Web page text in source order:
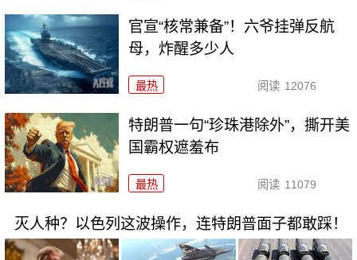
官宣“核常兼备”！六爷挂弹反航
母，炸醒多少人
最热 阅读 12076
特朗普一句“珍珠港除外”，撕开美
国霸权遮羞布
最热 阅读 11079
灭人种？以色列这波操作，连特朗普面子都敢踩！